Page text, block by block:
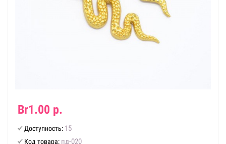
Br1.00 р.
Доступность: 15
Код товара: пд-020